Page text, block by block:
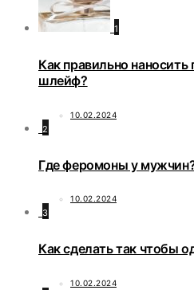
1
Как правильно
шлейф?
10.02.2024
2
Где феромоны у
10.02.2024
3
Как сделать так чтобы
10.02.2024